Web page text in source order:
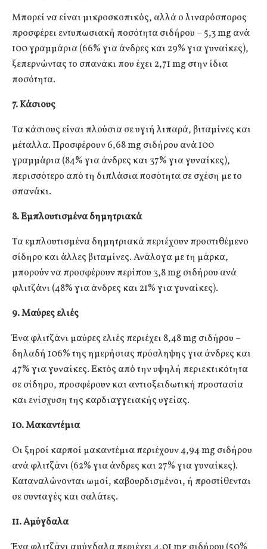
Μπορεί να είναι μικροσκοπικός, αλλά ο λιναρόσπορος
προσφέρει εντυπωσιακή ποσότητα σιδήρου – 5,3 mg ανά
100 γραμμάρια (66% για άνδρες και 29% για γυναίκες),
ξεπερνώντας το σπανάκι που έχει 2,71 mg στην ίδια
ποσότητα.
7. Κάσιους
Τα κάσιους είναι πλούσια σε υγιή λιπαρά, βιταμίνες και
μέταλλα. Προσφέρουν 6,68 mg σιδήρου ανά 100
γραμμάρια (84% για άνδρες και 37% για γυναίκες),
περισσότερο από τη διπλάσια ποσότητα σε σχέση με το
σπανάκι.
8. Εμπλουτισμένα δημητριακά
Τα εμπλουτισμένα δημητριακά περιέχουν προστιθέμενο
σίδηρο και άλλες βιταμίνες. Ανάλογα με τη μάρκα,
μπορούν να προσφέρουν περίπου 3,8 mg σιδήρου ανά
φλιτζάνι (48% για άνδρες και 21% για γυναίκες).
9. Μαύρες ελιές
Ένα φλιτζάνι μαύρες ελιές περιέχει 8,48 mg σιδήρου –
δηλαδή 106% της ημερήσιας πρόσληψης για άνδρες και
47% για γυναίκες. Εκτός από την υψηλή περιεκτικότητα
σε σίδηρο, προσφέρουν και αντιοξειδωτική προστασία
και ενίσχυση της καρδιαγγειακής υγείας.
10. Μακαντέμια
Οι ξηροί καρποί μακαντέμια περιέχουν 4,94 mg σιδήρου
ανά φλιτζάνι (62% για άνδρες και 27% για γυναίκες).
Καταναλώνονται ωμοί, καβουρδισμένοι, ή προστίθενται
σε συνταγές και σαλάτες.
11. Αμύγδαλα